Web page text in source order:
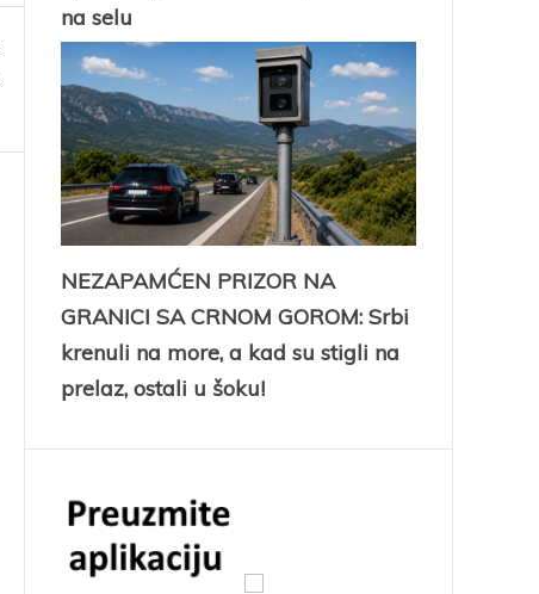
na selu
NEZAPAMĆEN PRIZOR NA
GRANICI SA CRNOM GOROM: Srbi
krenuli na more, a kad su stigli na
prelaz, ostali u šoku!